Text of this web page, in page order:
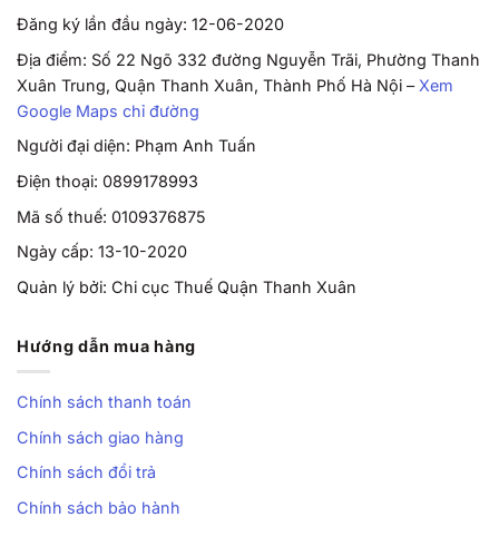
Đăng ký lần đầu ngày: 12-06-2020
Địa điểm: Số 22 Ngõ 332 đường Nguyễn Trãi, Phường Thanh
Xuân Trung, Quận Thanh Xuân, Thành Phố Hà Nội – Xem
Google Maps chỉ đường
Người đại diện: Phạm Anh Tuấn
Điện thoại: 0899178993
Mã số thuế: 0109376875
Ngày cấp: 13-10-2020
Quản lý bởi: Chi cục Thuế Quận Thanh Xuân
Hướng dẫn mua hàng
Chính sách thanh toán
Chính sách giao hàng
Chính sách đổi trả
Chính sách bảo hành